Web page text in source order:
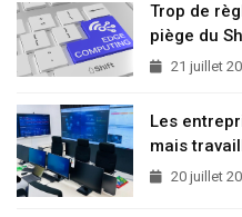
Trop de
piège du
21 juillet
Les
mais
20 juillet